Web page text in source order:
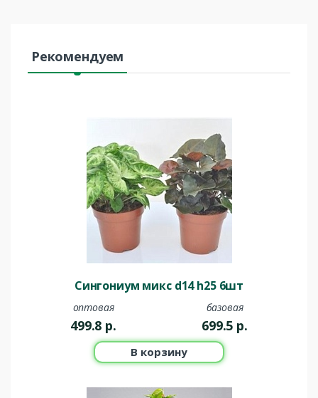
Рекомендуем
Сингониум микс d14 h25 6шт
оптовая
499.8 р.
базовая
699.5 р.
В корзину